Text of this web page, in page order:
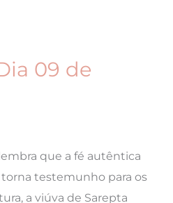
09 de
que a fé autêntica
testemunho para os
a viúva de Sarepta